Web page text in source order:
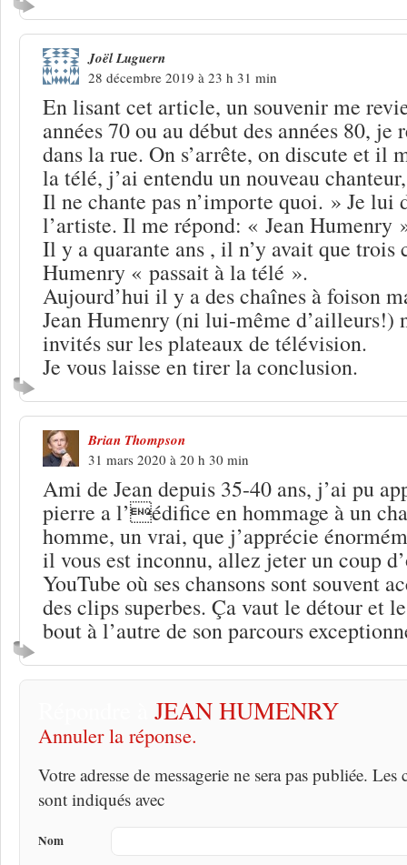
Joël Luguern
28 décembre 2019 à 23 h 31 min
En lisant cet article, un souvenir me
années 70 ou au début des années 80, je
dans la rue. On s’arrête, on discute et il
la télé, j’ai entendu un nouveau
Il ne chante pas n’importe quoi. » Je lui
l’artiste. Il me répond: « Jean Humenry
Il y a quarante ans , il n’y avait que trois
Humenry « passait à la télé ».
Aujourd’hui il y a des chaînes à foison
Jean Humenry (ni lui-même d’ailleurs!)
invités sur les plateaux de télévision.
Je vous laisse en tirer la conclusion.
Brian Thompson
31 mars 2020 à 20 h 30 min
Ami de Jean depuis 35-40 ans, j’ai pu
pierre a l’édifice en hommage à un
homme, un vrai, que j’apprécie
il vous est inconnu, allez jeter un coup
YouTube où ses chansons sont souvent
des clips superbes. Ça vaut le détour et
bout à l’autre de son parcours
JEAN HUMENRY
Annuler la réponse.
Votre adresse de messagerie ne sera pas publiée.
sont indiqués avec
Nom